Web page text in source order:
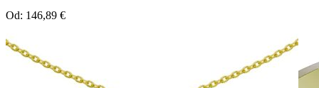
Od: 146,89 €